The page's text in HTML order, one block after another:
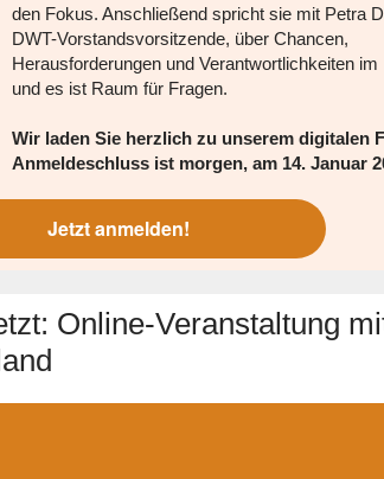
den Fokus. Anschließend spricht sie mit Petra
DWT-Vorstandsvorsitzende, über Chancen,
Herausforderungen und Verantwortlichkeiten im
und es ist Raum für Fragen.
Wir laden Sie herzlich zu unserem digitalen
Anmeldeschluss ist morgen, am 14. Januar
Jetzt anmelden!
Online-Veranstaltung